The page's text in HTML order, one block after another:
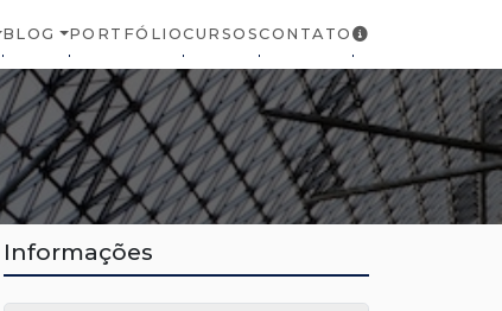
BLOG PORTFÓLIOCURSOSCONTATO
Informações